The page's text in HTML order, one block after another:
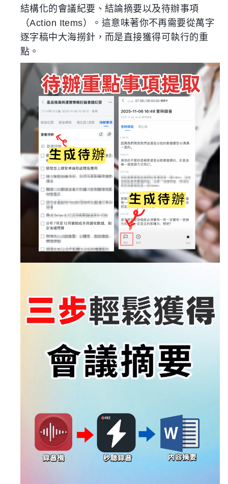
結構化的會議紀要、結論摘要以及待辦事項
（Action Items）。這意味著你不再需要從萬字
逐字稿中大海撈針，而是直接獲得可執行的重
點。